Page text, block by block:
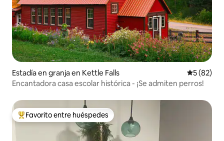
Estadía en granja en Kettle Falls
5 (82)
Encantadora casa escolar histórica - ¡Se admiten perros!
Favorito entre huéspedes preferido
Favorito entre huéspedes